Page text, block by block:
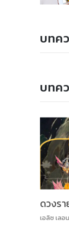
บทค
บทค
ดวงร
เอลิซ เล